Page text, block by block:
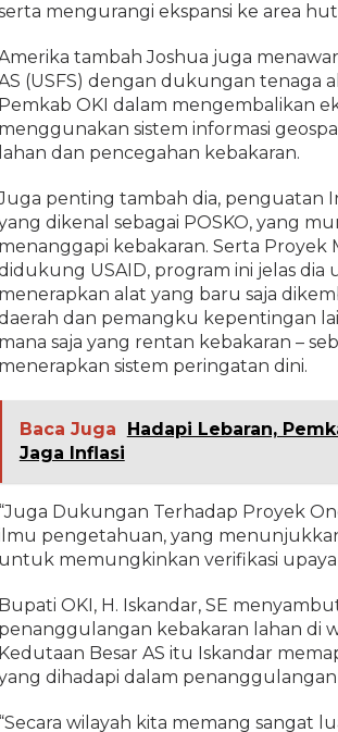
mengurangi ekspansi ke area
tambah Joshua juga
(USFS) dengan dukungan tenaga
Pemkab OKI dalam mengembalikan
menggunakan sistem informasi
lahan dan pencegahan kebakaran.
penting tambah dia, penguatan
dikenal sebagai POSKO, yang
menanggapi kebakaran. Serta Proyek
USAID, program ini jelas
menerapkan alat yang baru saja
dan pemangku kepentingan
mana saja yang rentan kebakaran –
menerapkan sistem peringatan dini.
Baca Juga
Hadapi Lebaran,
Jaga Inflasi
“Juga Dukungan Terhadap Proyek
pengetahuan, yang
untuk memungkinkan verifikasi
Bupati OKI, H. Iskandar, SE
penanggulangan kebakaran lahan di
Kedutaan Besar AS itu Iskandar
dihadapi dalam
“Secara wilayah kita memang sangat